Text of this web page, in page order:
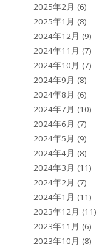
2025年2月 (6)
2025年1月 (8)
2024年12月 (9)
2024年11月 (7)
2024年10月 (7)
2024年9月 (8)
2024年8月 (6)
2024年7月 (10)
2024年6月 (7)
2024年5月 (9)
2024年4月 (8)
2024年3月 (11)
2024年2月 (7)
2024年1月 (11)
2023年12月 (11)
2023年11月 (6)
2023年10月 (8)